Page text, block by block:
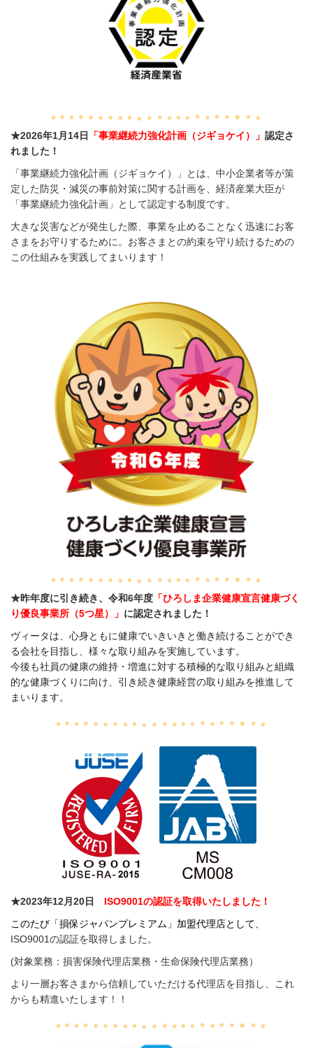
★2026年1月14日 「事業継続力強化計画（ジギョケイ）」 認定さ
れました！
「事業継続力強化計画（ジギョケイ）」とは、中小企業者等が策
定した防災・減災の事前対策に関する計画を、経済産業大臣が
「事業継続力強化計画」として認定する制度です。
大きな災害などが発生した際、事業を止めることなく迅速にお客
さまをお守りするために。お客さまとの約束を守り続けるための
この仕組みを実践してまいります！
★昨年度に引き続き、令和6年度 「ひろしま企業健康宣言健康づく
り優良事業所（5つ星）」 に認定されました！
ヴィータは、心身ともに健康でいきいきと働き続けることができ
る会社を目指し、 様々な取り組みを実施しています。
今後も社員の健康の維持・増進に対する積極的な取り組みと組織
的な健康づくりに向け、 引き続き健康経営の取り組みを推進して
まいります。
★2023年12月20日 ISO9001の認証を取得いたしました！
このたび「損保ジャパンプレミアム」加盟代理店として、
ISO9001の認証を取得しました。
(対象業務：損害保険代理店業務・生命保険代理店業務）
より一層お客さまから信頼していただける代理店を目指し、これ
からも精進いたします！！